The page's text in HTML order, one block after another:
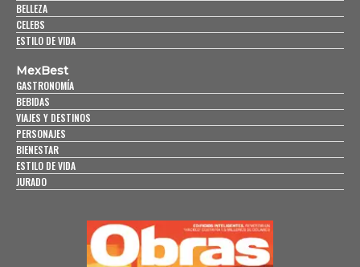
BELLEZA
CELEBS
ESTILO DE VIDA
MexBest
GASTRONOMÍA
BEBIDAS
VIAJES Y DESTINOS
PERSONAJES
BIENESTAR
ESTILO DE VIDA
JURADO